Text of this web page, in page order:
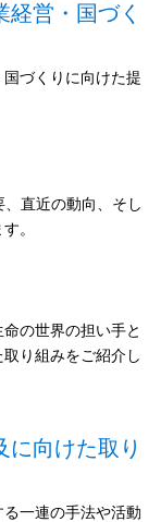
営・国づく
づくりに向けた提
直近の動向、そし
。
の世界の担い手と
り組みをご紹介し
に向けた取り
一連の手法や活動